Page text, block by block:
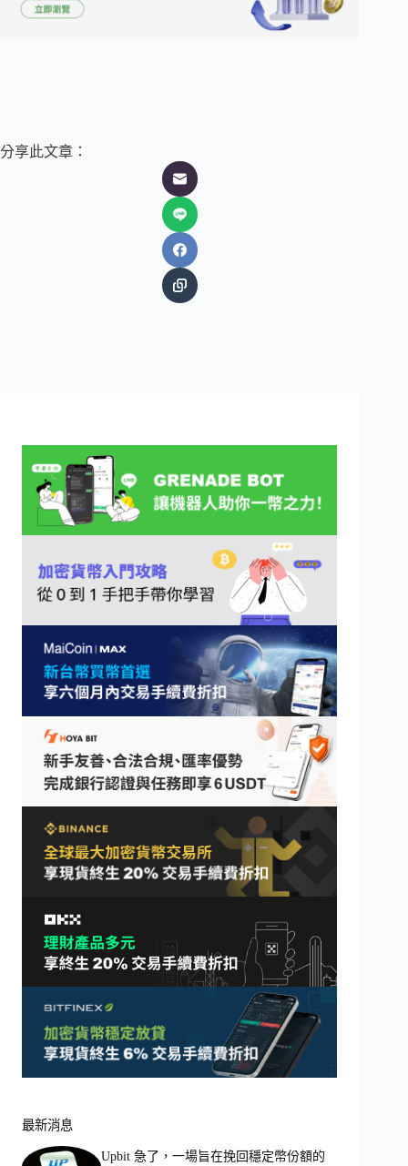
分享此文章：
最新消息
Upbit 急了，一場旨在挽回穩定幣份額的